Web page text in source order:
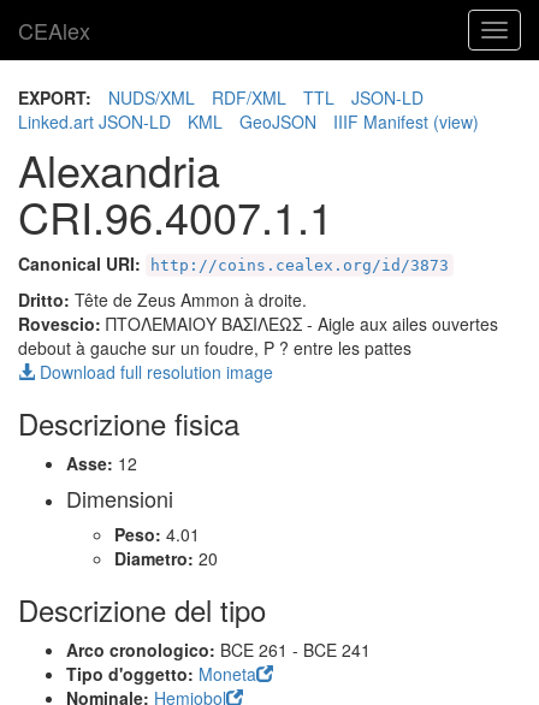
CEAlex
EXPORT: NUDS/XML RDF/XML TTL
JSON-LD
Linked.art JSON-LD
KML GeoJSON IIIF Manifest (view)
Alexandria
CRI.96.4007.1.1
Canonical URI: http://coins.cealex.org/id/3873
Dritto: Tête de Zeus Ammon à droite.
Rovescio: ΠΤΟΛΕΜΑΙΟΥ ΒΑΣΙΛΕΩΣ - Aigle aux ailes ouvertes
debout à gauche sur un foudre, P ? entre les pattes
Download full resolution image
Descrizione fisica
Asse: 12
Dimensioni
Peso: 4.01
Diametro: 20
Descrizione del tipo
Arco cronologico: BCE 261 - BCE 241
Tipo d'oggetto: Moneta
Nominale: Hemiobol